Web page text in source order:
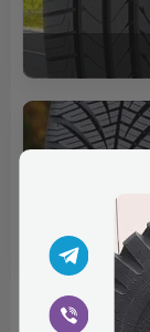
Відгуки (0)